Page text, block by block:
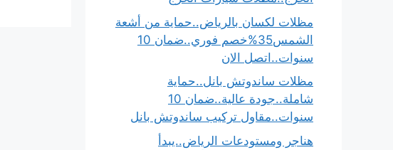
مظلات لكسان بالرياض..حماية من أشعة
الشمس35%خصم فوري..ضمان 10
سنوات..اتصل الان
مظلات ساندوتش بانل..حماية
شاملة..جودة عالية..ضمان 10
سنوات..مقاول تركيب ساندوتش بانل
هناجر ومستودعات الرياض..يبدأ